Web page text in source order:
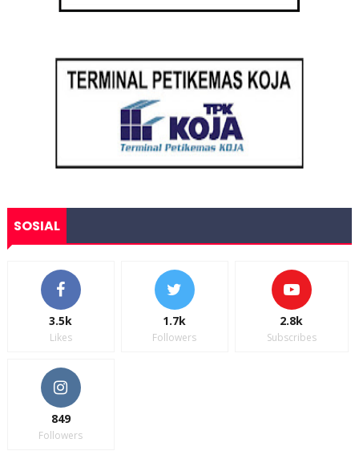
SOSIAL
3.5k
Likes
1.7k
Followers
2.8k
Subscribes
849
Followers